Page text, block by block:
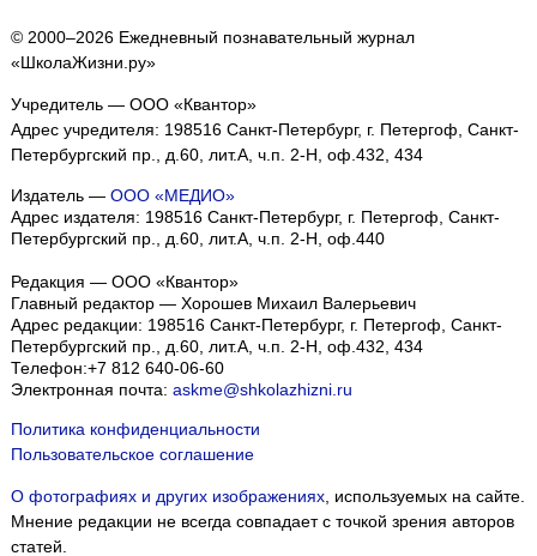
© 2000–2026 Ежедневный познавательный журнал
«ШколаЖизни.ру»
Учредитель — ООО «Квантор»
Адрес учредителя: 198516 Санкт-Петербург, г. Петергоф, Санкт-
Петербургский пр., д.60, лит.А, ч.п. 2-Н, оф.432, 434
Издатель — ООО «МЕДИО»
Адрес издателя: 198516 Санкт-Петербург, г. Петергоф, Санкт-
Петербургский пр., д.60, лит.А, ч.п. 2-Н, оф.440
Редакция — ООО «Квантор»
Главный редактор — Хорошев Михаил Валерьевич
Адрес редакции: 198516 Санкт-Петербург, г. Петергоф, Санкт-
Петербургский пр., д.60, лит.А, ч.п. 2-Н, оф.432, 434
Телефон:+7 812 640-06-60
Электронная почта: askme@shkolazhizni.ru
Политика конфиденциальности
Пользовательское соглашение
О фотографиях и других изображениях, используемых на сайте.
Мнение редакции не всегда совпадает с точкой зрения авторов
статей.